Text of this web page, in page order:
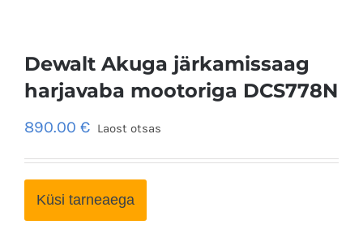
Dewalt Akuga järkamissaag
harjavaba mootoriga DCS778N
890.00 € Laost otsas
Küsi tarneaega